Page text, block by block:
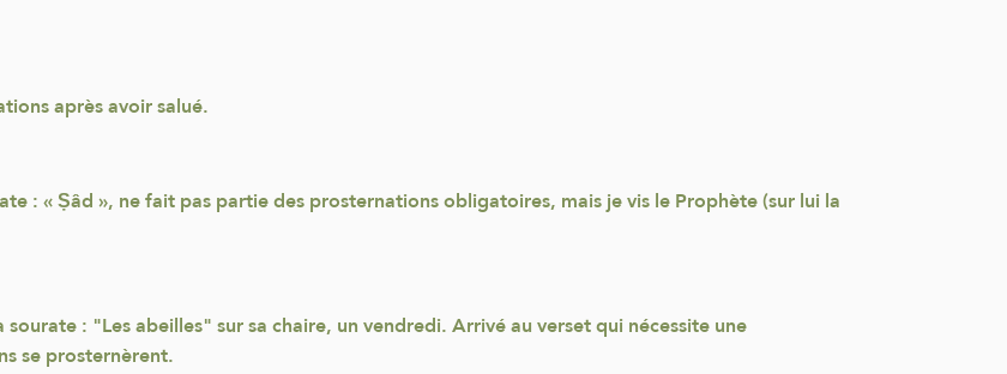
après avoir salué.
: « Ṣâd », ne fait pas partie des prosternations obligatoires, mais je vis le Prophète (sur lui la
: "Les abeilles" sur sa chaire, un vendredi. Arrivé au verset qui nécessite une
se prosternèrent.